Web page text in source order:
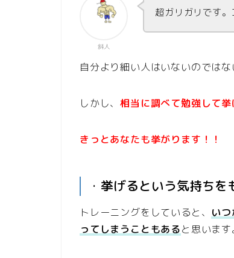
斜人
超ガリガリです。
自分より細い人はいないのではな
しかし、相当に調べて勉強して
きっとあなたも挙がります！！
・ 挙げるという気持ちを
トレーニングをしていると、 い
ってしまうこともあると思います